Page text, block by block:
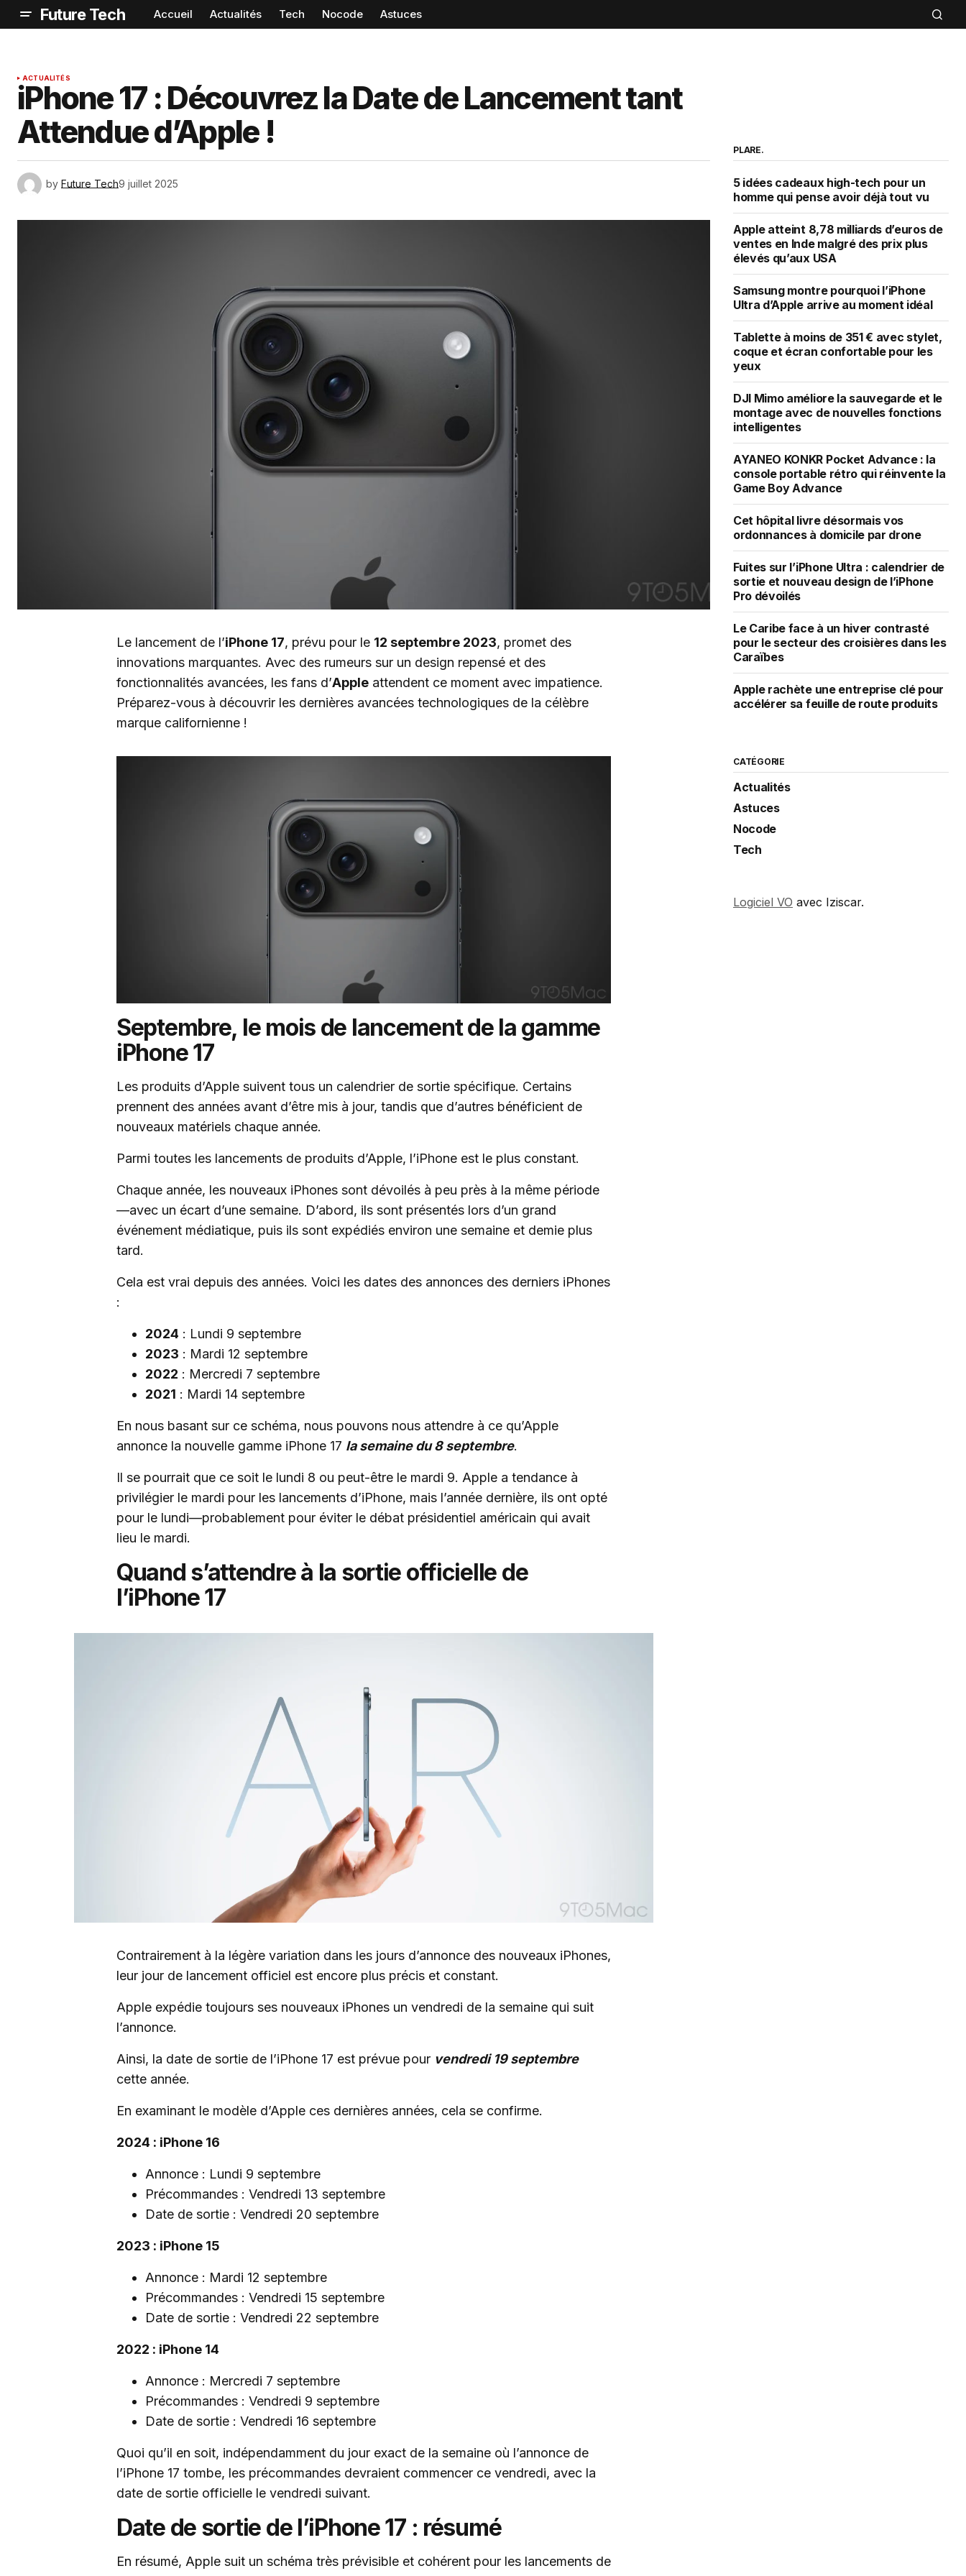
Future Tech Accueil Actualités Tech Nocode Astuces
ACTUALITÉS
iPhone 17 : Découvrez la Date de Lancement tant
Attendue d’Apple !
by Future Tech9 juillet 2025
Le lancement de l’iPhone 17, prévu pour le 12 septembre 2023, promet des
innovations marquantes. Avec des rumeurs sur un design repensé et des
fonctionnalités avancées, les fans d’Apple attendent ce moment avec impatience.
Préparez-vous à découvrir les dernières avancées technologiques de la célèbre
marque californienne !
Septembre, le mois de lancement de la gamme
iPhone 17
Les produits d’Apple suivent tous un calendrier de sortie spécifique. Certains
prennent des années avant d’être mis à jour, tandis que d’autres bénéficient de
nouveaux matériels chaque année.
Parmi toutes les lancements de produits d’Apple, l’iPhone est le plus constant.
Chaque année, les nouveaux iPhones sont dévoilés à peu près à la même période
—avec un écart d’une semaine. D’abord, ils sont présentés lors d’un grand
événement médiatique, puis ils sont expédiés environ une semaine et demie plus
tard.
Cela est vrai depuis des années. Voici les dates des annonces des derniers iPhones
:
2024 : Lundi 9 septembre
2023 : Mardi 12 septembre
2022 : Mercredi 7 septembre
2021 : Mardi 14 septembre
En nous basant sur ce schéma, nous pouvons nous attendre à ce qu’Apple
annonce la nouvelle gamme iPhone 17 la semaine du 8 septembre.
Il se pourrait que ce soit le lundi 8 ou peut-être le mardi 9. Apple a tendance à
privilégier le mardi pour les lancements d’iPhone, mais l’année dernière, ils ont opté
pour le lundi—probablement pour éviter le débat présidentiel américain qui avait
lieu le mardi.
Quand s’attendre à la sortie officielle de
l’iPhone 17
Contrairement à la légère variation dans les jours d’annonce des nouveaux iPhones,
leur jour de lancement officiel est encore plus précis et constant.
Apple expédie toujours ses nouveaux iPhones un vendredi de la semaine qui suit
l’annonce.
Ainsi, la date de sortie de l’iPhone 17 est prévue pour vendredi 19 septembre
cette année.
En examinant le modèle d’Apple ces dernières années, cela se confirme.
2024 : iPhone 16
Annonce : Lundi 9 septembre
Précommandes : Vendredi 13 septembre
Date de sortie : Vendredi 20 septembre
2023 : iPhone 15
Annonce : Mardi 12 septembre
Précommandes : Vendredi 15 septembre
Date de sortie : Vendredi 22 septembre
2022 : iPhone 14
Annonce : Mercredi 7 septembre
Précommandes : Vendredi 9 septembre
Date de sortie : Vendredi 16 septembre
Quoi qu’il en soit, indépendamment du jour exact de la semaine où l’annonce de
l’iPhone 17 tombe, les précommandes devraient commencer ce vendredi, avec la
date de sortie officielle le vendredi suivant.
Date de sortie de l’iPhone 17 : résumé
En résumé, Apple suit un schéma très prévisible et cohérent pour les lancements de
PLARE.
5 idées cadeaux high-tech pour un
homme qui pense avoir déjà tout vu
Apple atteint 8,78 milliards d’euros de
ventes en Inde malgré des prix plus
élevés qu’aux USA
Samsung montre pourquoi l’iPhone
Ultra d’Apple arrive au moment idéal
Tablette à moins de 351 € avec stylet,
coque et écran confortable pour les
yeux
DJI Mimo améliore la sauvegarde et le
montage avec de nouvelles fonctions
intelligentes
AYANEO KONKR Pocket Advance : la
console portable rétro qui réinvente la
Game Boy Advance
Cet hôpital livre désormais vos
ordonnances à domicile par drone
Fuites sur l’iPhone Ultra : calendrier de
sortie et nouveau design de l’iPhone
Pro dévoilés
Le Caribe face à un hiver contrasté
pour le secteur des croisières dans les
Caraïbes
Apple rachète une entreprise clé pour
accélérer sa feuille de route produits
CATÉGORIE
Actualités
Astuces
Nocode
Tech
Logiciel VO avec Iziscar.